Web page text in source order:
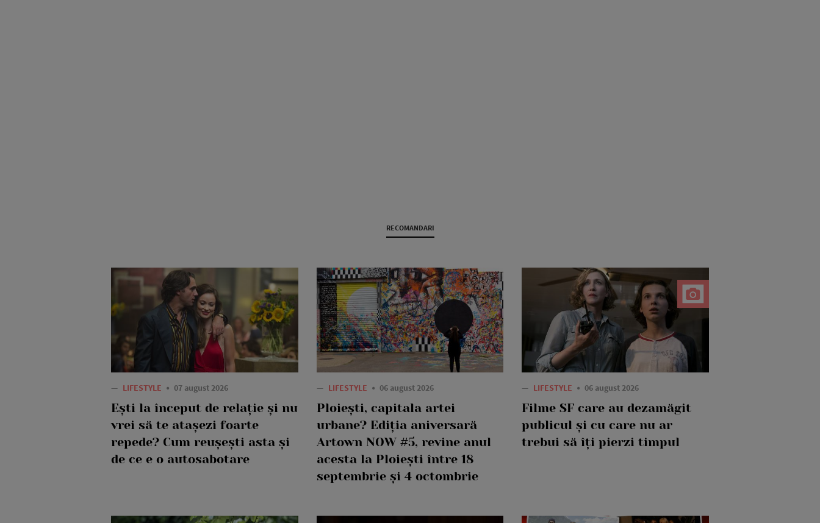
RECOMANDARI
— LIFESTYLE 07 august 2026
Ești la început de relație și nu
vrei să te atașezi foarte
repede? Cum reușești asta și
de ce e o autosabotare
— LIFESTYLE 06 august 2026
Ploiești, capitala artei
urbane? Ediția aniversară
Artown NOW #5, revine anul
acesta la Ploiești între 18
septembrie și 4 octombrie
— LIFESTYLE 06 august 2026
Filme SF care au dezamăgit
publicul și cu care nu ar
trebui să îți pierzi timpul